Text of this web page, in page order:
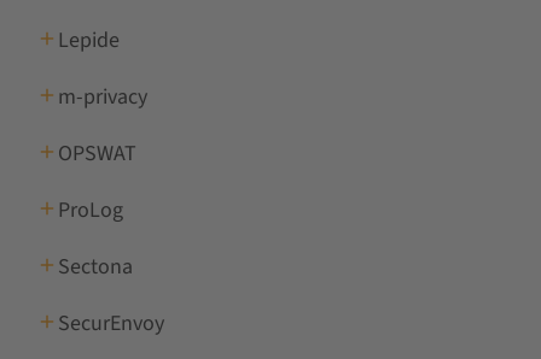
Lepide
m-privacy
OPSWAT
ProLog
Sectona
SecurEnvoy